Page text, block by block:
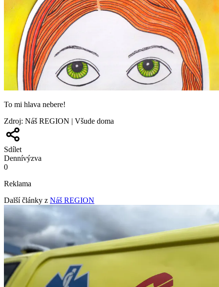
To mi hlava nebere!
Zdroj: Náš REGION | Všude doma
Sdílet
Dennívýzva
0
Reklama
Další články z Náš REGION